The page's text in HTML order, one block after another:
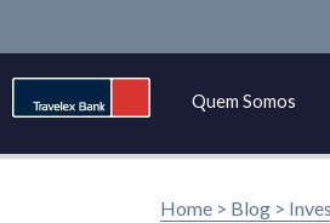
Quem Somos
Home > Blog >